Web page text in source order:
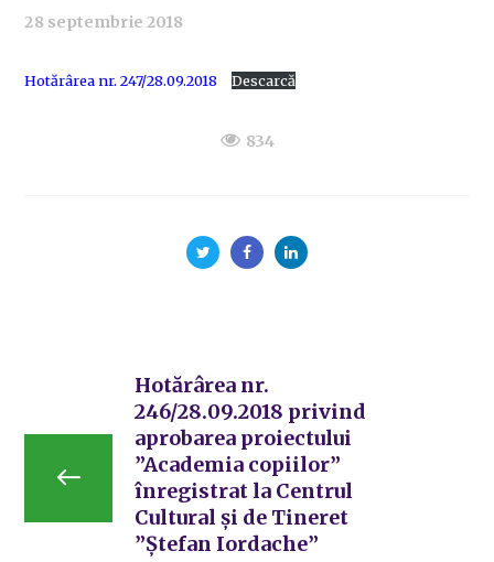
28 septembrie 2018
Hotărârea nr. 247/28.09.2018 Descarcă
834
Hotărârea nr.
246/28.09.2018 privind
aprobarea proiectului
”Academia copiilor”
înregistrat la Centrul
Cultural și de Tineret
”Ștefan Iordache”